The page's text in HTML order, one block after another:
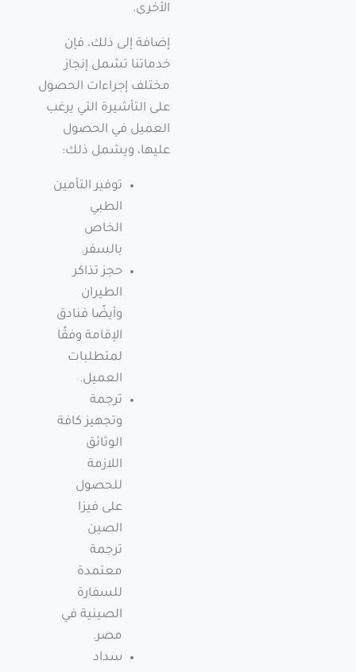
الأخرى.
إضافة إلى ذلك، فإن
خدماتنا تشمل إنجاز
مختلف إجراءات الحصول
على التأشيرة التي يرغب
العميل في الحصول
عليها، ويشمل ذلك:
توفير التأمين
الطبي
الخاص
بالسفر.
حجز تذاكر
الطيران
وأيضًا فنادق
الإقامة وفقًا
لمتطلبات
العميل.
ترجمة
وتجهيز كافة
الوثائق
اللازمة
للحصول
على فيزا
الصين
ترجمة
معتمدة
للسفارة
الصينية في
مصر.
سداد